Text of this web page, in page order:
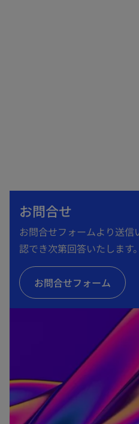
お問合せ
お問合せフォームより送
認でき次第回答いたします。
お問合せフォーム